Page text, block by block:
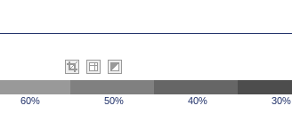
60% 50% 40% 30%